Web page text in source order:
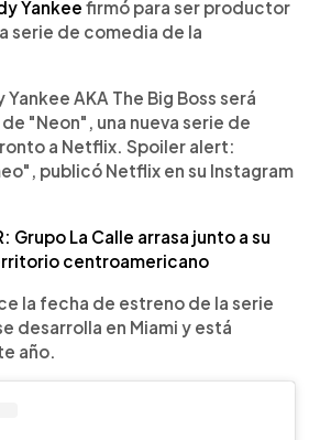
Yankee firmó para ser productor
serie de comedia de la
AKA The Big Boss será
"Neon", una nueva serie de
a Netflix. Spoiler alert:
publicó Netflix en su Instagram
Grupo La Calle arrasa junto a su
centroamericano
la fecha de estreno de la serie
desarrolla en Miami y está
año.